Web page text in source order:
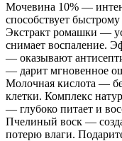
Мочевина 10% —
способствует
Экстракт ромашки —
снимает воспаление.
— оказывают
— дарит мгновенное
Молочная кислота —
клетки. Комплекс
— глубоко питает и
Пчелиный воск —
потерю влаги.